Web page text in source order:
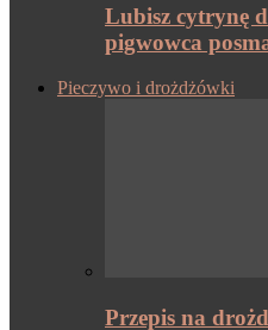
Lubisz cytrynę
pigwowca
Pieczywo i drożdżówki
Przepis na